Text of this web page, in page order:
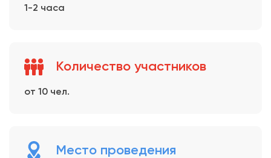
1-2 часа
Количество участников
от 10 чел.
Место проведения